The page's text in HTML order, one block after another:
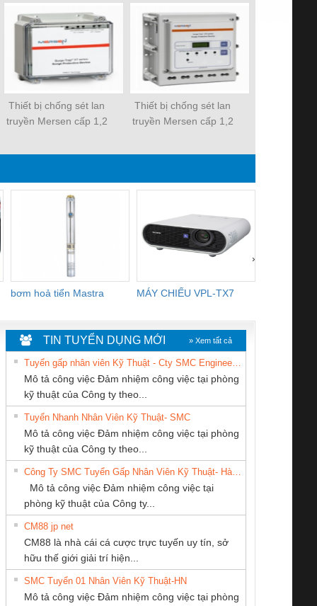
Thiết bị chống sét lan
truyền Mersen cấp 1,2
Thiết bị chống sét lan
truyền Mersen cấp 1,2
bơm hoả tiển Mastra MÁY CHIẾU VPL-TX7
›
An Toàn
Contact
– PSR-
SCP-
FSP/2X1/1X2
sát chuỗi
tấm pin
16I+
(2502520000)
Bộ giám sát chuỗi
tấm pin
TRANSCLINIC 16I+
1K5 L (2433950000)
Bộ giám sát dòng
TRANSCLINIC 16I+
(2008130000)
điện TRANSCLINIC
BKE 1K5.4
(7791400879)2. Giá
Nẹp nhôm chống
trơn Đà Nẵng
TY TNHH
MẠI
VỤ KỸ
ĐIỆN CƠ
HƯNG PHÁT
CÔNG TY TNHH
MEKONG MARINE
SUPPLY
Cty TNHH TM QC
TY TNHH
DOANH
VỤ XNK
NAM
THƯƠNG MẠI
THIÊN ÂN VIỆT
NAM
Thương Mại SX
TIN TUYỂN DỤNG MỚI » Xem tất cả
Tuyển gấp nhân viên Kỹ Thuật - Cty SMC Engineering
Mô tả công việc Đảm nhiệm công việc tại phòng
kỹ thuật của Công ty theo...
Tuyển Nhanh Nhân Viên Kỹ Thuật- SMC
Mô tả công việc Đảm nhiệm công việc tại phòng
kỹ thuật của Công ty theo...
Công Ty SMC Tuyển Gấp Nhân Viên Kỹ Thuật- Hà Nội
Mô tả công việc Đảm nhiệm công việc tại
phòng kỹ thuật của Công ty...
CM88 jp net
CM88 là nhà cái cá cược trực tuyến uy tín, sở
hữu thế giới giải trí hiện...
SMC Tuyển 01 Nhân Viên Kỹ Thuật-HN
Mô tả công việc Đảm nhiệm công việc tại phòng